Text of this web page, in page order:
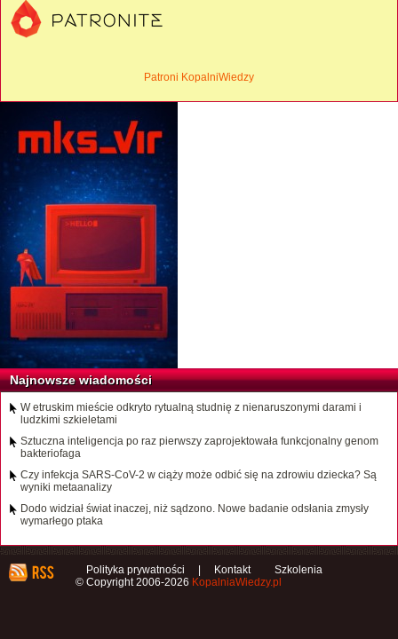
Patroni KopalniWiedzy
Najnowsze wiadomości
W etruskim mieście odkryto rytualną studnię z nienaruszonymi darami i
ludzkimi szkieletami
Sztuczna inteligencja po raz pierwszy zaprojektowała funkcjonalny genom
bakteriofaga
Czy infekcja SARS-CoV-2 w ciąży może odbić się na zdrowiu dziecka? Są
wyniki metaanalizy
Dodo widział świat inaczej, niż sądzono. Nowe badanie odsłania zmysły
wymarłego ptaka
Polityka prywatności Kontakt
Szkolenia
© Copyright 2006-2026 KopalniaWiedzy.pl